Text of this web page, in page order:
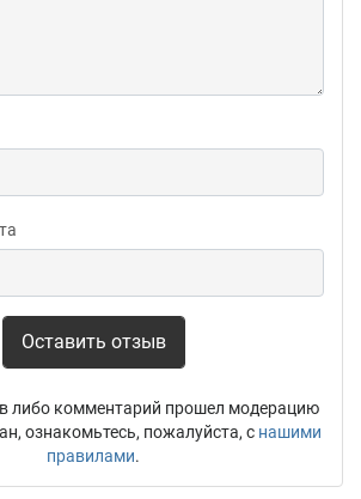
Оставить отзыв
либо комментарий прошел модерацию
ознакомьтесь, пожалуйста, с нашими
правилами.